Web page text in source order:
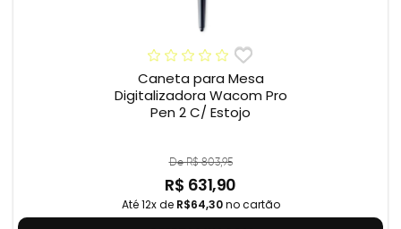
Caneta para Mesa
Digitalizadora Wacom Pro
Pen 2 C/ Estojo
De R$ 803,95
R$ 631,90
Até 12x de R$64,30no cartão